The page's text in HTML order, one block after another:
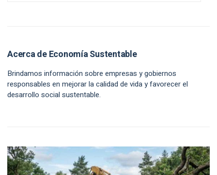
Acerca de Economía Sustentable
Brindamos información sobre empresas y gobiernos
responsables en mejorar la calidad de vida y favorecer el
desarrollo social sustentable.